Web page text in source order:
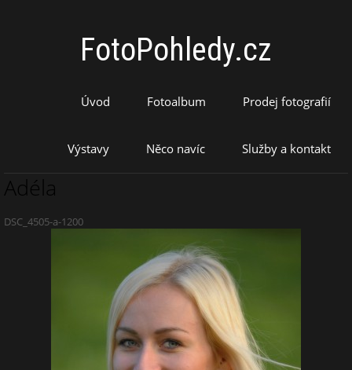
FotoPohledy.cz
Úvod Fotoalbum Prodej fotografií
Výstavy Něco navíc Služby a kontakt
Adéla
DSC_4505-a-1200